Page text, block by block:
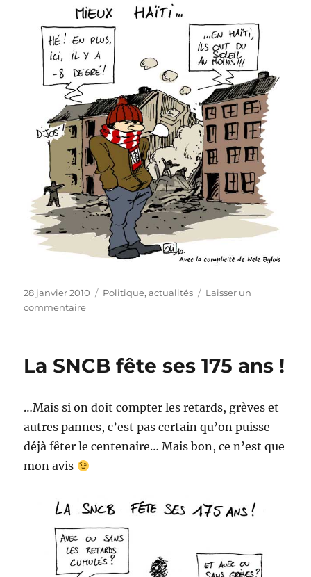
Publié
le
28 janvier 2010 Catégories
Politique, actualités
Laisser un
commentairesur
poussière…
La SNCB fête ses 175 ans !
…Mais si on doit compter les retards, grèves et
autres pannes, c’est pas certain qu’on puisse
déjà fêter le centenaire… Mais bon, ce n’est que
mon avis